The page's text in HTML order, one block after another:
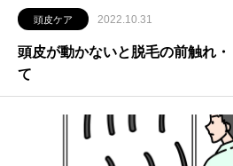
頭皮ケア 2022.10.31
頭皮が動かないと脱毛の前触れ
て